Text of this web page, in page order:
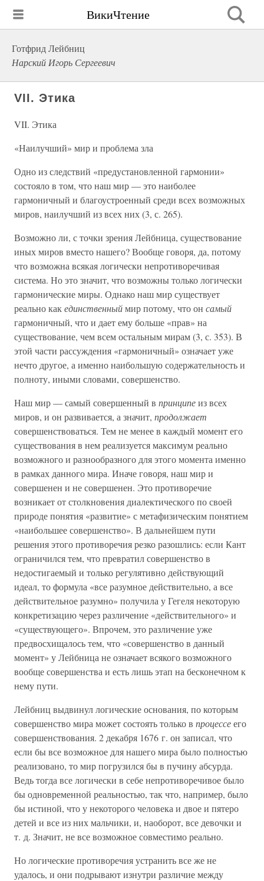
ВикиЧтение
Готфрид Лейбниц
Нарский Игорь Сергеевич
VII. Этика
VII. Этика
«Наилучший» мир и проблема зла
Одно из следствий «предустановленной гармонии»
состояло в том, что наш мир — это наиболее
гармоничный и благоустроенный среди всех возможных
миров, наилучший из всех них (3, с. 265).
Возможно ли, с точки зрения Лейбница, существование
иных миров вместо нашего? Вообще говоря, да, потому
что возможна всякая логически непротиворечивая
система. Но это значит, что возможны только логически
гармонические миры. Однако наш мир существует
реально какединственныймир потому, что он самый
гармоничный, что и дает ему больше «прав» на
существование, чем всем остальным мирам (3, с. 353). В
этой части рассуждения «гармоничный» означает уже
нечто другое, а именно наибольшую содержательность и
полноту, иными словами, совершенство.
Наш мир — самый совершенный в принципеиз всех
миров, и он развивается, а значит, продолжает
совершенствоваться. Тем не менее в каждый момент его
существования в нем реализуется максимум реально
возможного и разнообразного для этого момента именно
в рамках данного мира. Иначе говоря, наш мир и
совершенен и не совершенен. Это противоречие
возникает от столкновения диалектического по своей
природе понятия «развитие» с метафизическим понятием
«наибольшее совершенство». В дальнейшем пути
решения этого противоречия резко разошлись: если Кант
ограничился тем, что превратил совершенство в
недостигаемый и только регулятивно действующий
идеал, то формула «все разумное действительно, а все
действительное разумно» получила у Гегеля некоторую
конкретизацию через различение «действительного» и
«существующего». Впрочем, это различение уже
предвосхищалось тем, что «совершенство в данный
момент» у Лейбница не означает всякого возможного
вообще совершенства и есть лишь этап на бесконечном к
нему пути.
Лейбниц выдвинул логические основания, по которым
совершенство мира может состоять только в процессеего
совершенствования. 2 декабря 1676 г. он записал, что
если бы все возможное для нашего мира было полностью
реализовано, то мир погрузился бы в пучину абсурда.
Ведь тогда все логически в себе непротиворечивое было
бы одновременной реальностью, так что, например, было
бы истиной, что у некоторого человека и двое и пятеро
детей и все из них мальчики, и, наоборот, все девочки и
т. д. Значит, не все возможное совместимо реально.
Но логические противоречия устранить все же не
удалось, и они подрывают изнутри различие между